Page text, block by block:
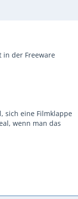
in der Freeware
sich eine Filmklappe
wenn man das